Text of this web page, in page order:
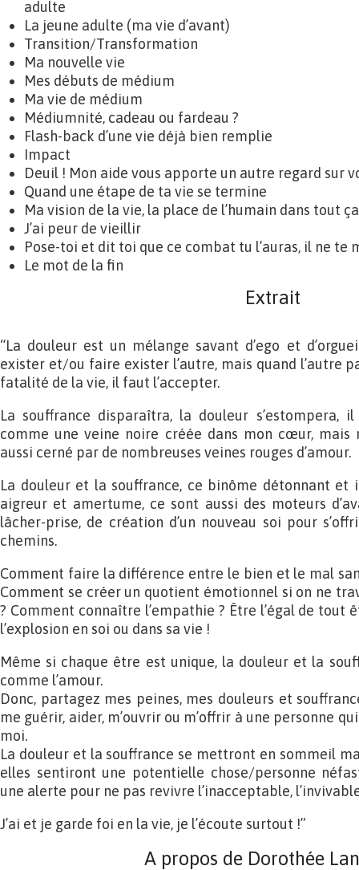
adulte
La jeune adulte (ma vie d’avant)
Transition/Transformation
Ma nouvelle vie
Mes débuts de médium
Ma vie de médium
Médiumnité, cadeau ou fardeau ?
Flash-back d’une vie déjà bien remplie
Impact
Deuil ! Mon aide vous apporte un autre regard sur
Quand une étape de ta vie se termine
Ma vision de la vie, la place de l’humain dans tout ça
J’ai peur de vieillir
Pose-toi et dit toi que ce combat tu l’auras, il ne te
Le mot de la fin
Extrait
“La douleur est un mélange savant d’ego et
exister et/ou faire exister l’autre, mais quand l’autre
fatalité de la vie, il faut l’accepter.
La souffrance disparaîtra, la douleur s’estompera,
comme une veine noire créée dans mon cœur, mais
aussi cerné par de nombreuses veines rouges d’amour.
La douleur et la souffrance, ce binôme détonnant
aigreur et amertume, ce sont aussi des moteurs
lâcher-prise, de création d’un nouveau soi pour
chemins.
Comment faire la différence entre le bien et le mal
Comment se créer un quotient émotionnel si on ne
? Comment connaître l’empathie ? Être l’égal de tout
l’explosion en soi ou dans sa vie !
Même si chaque être est unique, la douleur et la
comme l’amour.
Donc, partagez mes peines, mes douleurs et
me guérir, aider, m’ouvrir ou m’offrir à une personne
moi.
La douleur et la souffrance se mettront en sommeil
elles sentiront une potentielle chose/personne
une alerte pour ne pas revivre l’inacceptable,
J’ai et je garde foi en la vie, je l’écoute surtout !”
A propos de Dorothée